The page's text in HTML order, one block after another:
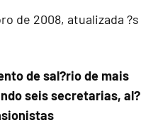
de 2008, atualizada ?s
de sal?rio de mais
seis secretarias, al?